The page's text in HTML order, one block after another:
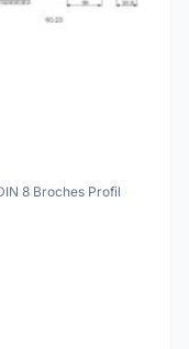
8 Broches Profil